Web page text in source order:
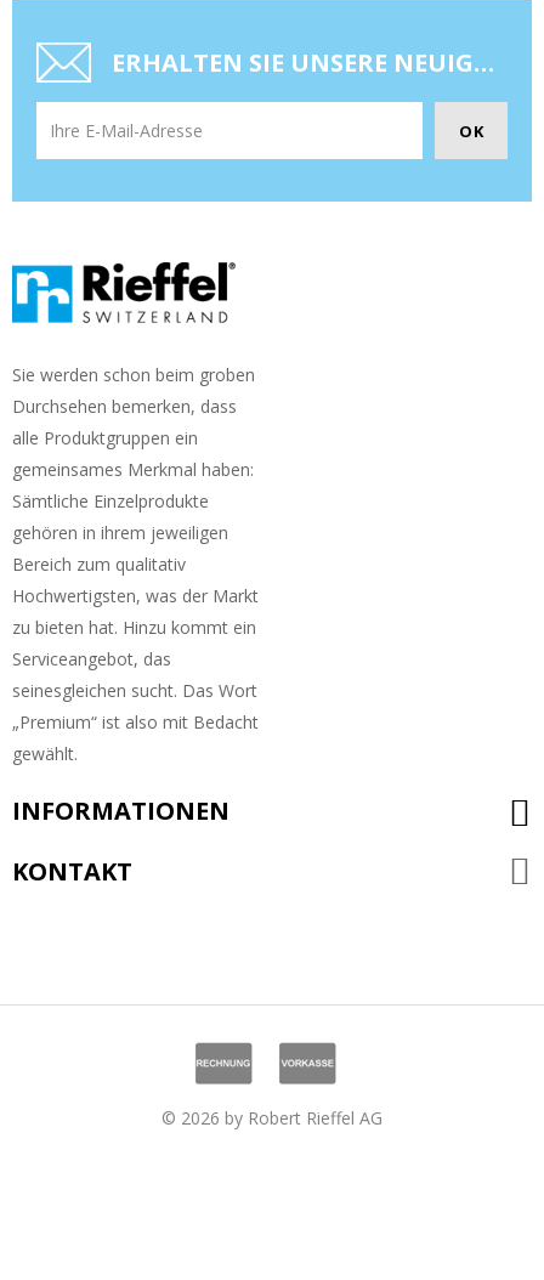
ERHALTEN SIE UNSERE NEUIGKEITEN UND SONDERANGEBOTE
Sie werden schon beim groben
Durchsehen bemerken, dass
alle Produktgruppen ein
gemeinsames Merkmal haben:
Sämtliche Einzelprodukte
gehören in ihrem jeweiligen
Bereich zum qualitativ
Hochwertigsten, was der Markt
zu bieten hat. Hinzu kommt ein
Serviceangebot, das
seinesgleichen sucht. Das Wort
„Premium“ ist also mit Bedacht
gewählt.
INFORMATIONEN
KONTAKT
© 2026 by Robert Rieffel AG